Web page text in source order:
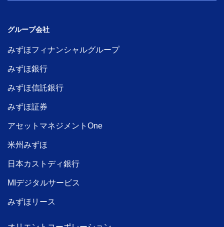
グループ会社
みずほフィナンシャルグループ
みずほ銀行
みずほ信託銀行
みずほ証券
アセットマネジメントOne
米州みずほ
日本カストディ銀行
MIデジタルサービス
みずほリース